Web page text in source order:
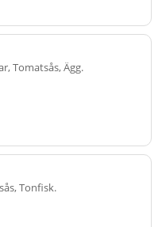
Tomatsås, Ägg.
Tonfisk.